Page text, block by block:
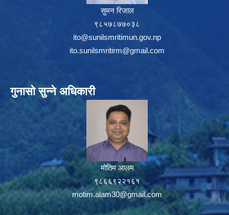
सुमन रिजाल
९८५७८७७०३८
ito@sunilsmritimun.gov.np
ito.sunilsmritirm@gmail.com
गुनासो सुन्ने अधिकारी
मोतिम आलम
९८६६९२२१६१
motim.alam30@gmail.com